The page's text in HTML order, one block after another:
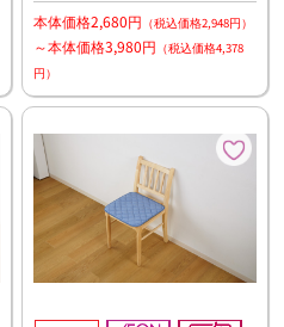
本体価格2,680円 （税込価格2,948円）
～本体価格3,980円 （税込価格4,378
円）